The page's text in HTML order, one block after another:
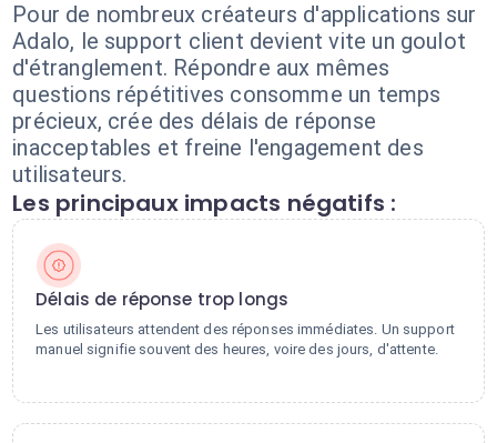
Pour de nombreux créateurs d'applications sur
Adalo, le support client devient vite un goulot
d'étranglement. Répondre aux mêmes
questions répétitives consomme un temps
précieux, crée des délais de réponse
inacceptables et freine l'engagement des
utilisateurs.
Les principaux impacts négatifs :
Délais de réponse trop longs
Les utilisateurs attendent des réponses immédiates. Un support
manuel signifie souvent des heures, voire des jours, d'attente.